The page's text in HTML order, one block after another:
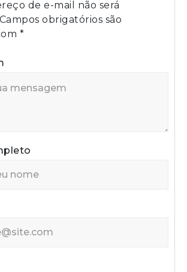
de e-mail não será
Campos obrigatórios são
*